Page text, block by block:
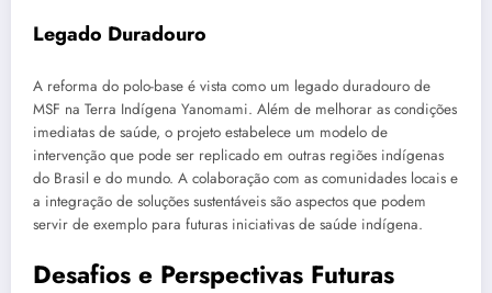
Legado Duradouro
A reforma do polo-base é vista como um legado duradouro de
MSF na Terra Indígena Yanomami. Além de melhorar as condições
imediatas de saúde, o projeto estabelece um modelo de
intervenção que pode ser replicado em outras regiões indígenas
do Brasil e do mundo. A colaboração com as comunidades locais e
a integração de soluções sustentáveis são aspectos que podem
servir de exemplo para futuras iniciativas de saúde indígena.
Desafios e Perspectivas Futuras